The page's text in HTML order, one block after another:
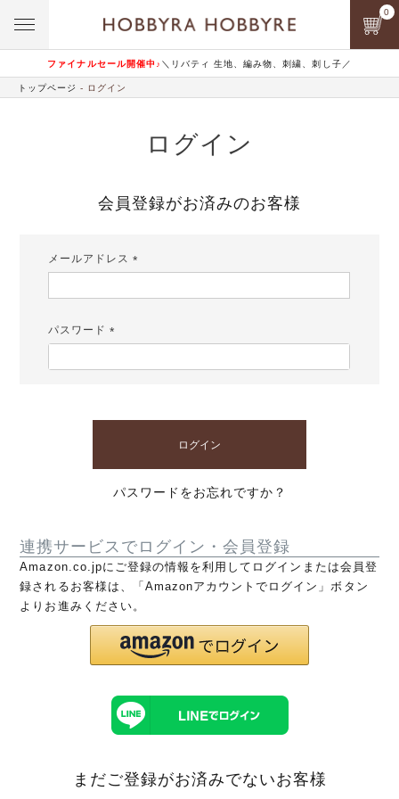
ファイナルセール開催中♪ ＼リバティ 生地、編み物、刺繍、刺し子／
0
トップページ ログイン
ログイン
会員登録がお済みのお客様
メールアドレス
パスワード
ログイン
パスワードをお忘れですか？
連携サービスでログイン・会員登録
Amazon.co.jpにご登録の情報を利用してログインまたは会員登
録されるお客様は、「Amazonアカウントでログイン」ボタン
よりお進みください。
まだご登録がお済みでないお客様